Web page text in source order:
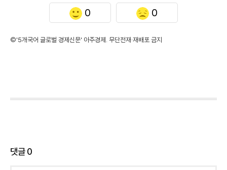
0 0
©'5개국어 글로벌 경제신문' 아주경제. 무단전재·재배포 금지
댓글0